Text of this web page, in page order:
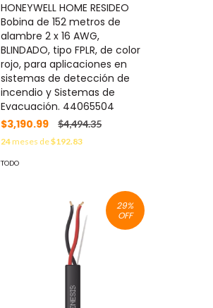
HONEYWELL HOME RESIDEO
Bobina de 152 metros de
alambre 2 x 16 AWG,
BLINDADO, tipo FPLR, de color
rojo, para aplicaciones en
sistemas de detección de
incendio y Sistemas de
Evacuación. 44065504
$3,190.99
$4,494.35
24meses de$192.83
TODO
29%
OFF